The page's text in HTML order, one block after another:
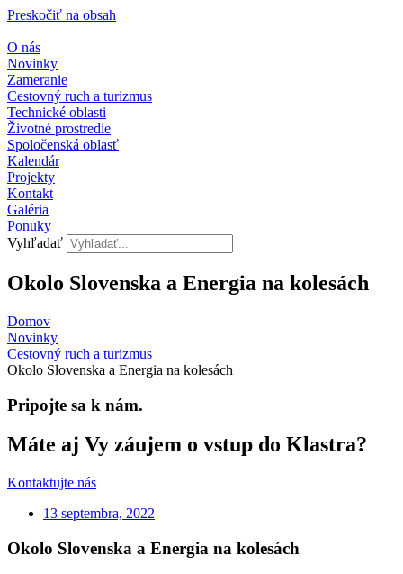
Preskočiť na obsah
O nás
Novinky
Zameranie
Cestovný ruch a turizmus
Technické oblasti
Životné prostredie
Spoločenská oblasť
Kalendár
Projekty
Kontakt
Galéria
Ponuky
Vyhľadať
Okolo Slovenska a Energia na kolesách
Domov
Novinky
Cestovný ruch a turizmus​
Okolo Slovenska a Energia na kolesách
Pripojte sa k nám.
Máte aj Vy záujem o vstup do Klastra?
Kontaktujte nás
13 septembra, 2022
Okolo Slovenska a Energia na kolesách